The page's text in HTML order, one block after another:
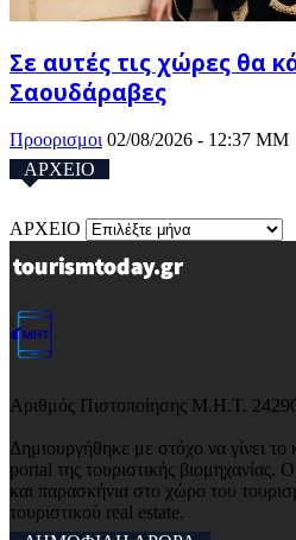
Σε αυτές τις χώρες θα
Σαουδάραβες
Προορισμοι 02/08/2026 - 12:37 ΜΜ
ΑΡΧΕΙΟ
ΑΡΧΕΙΟ
Αριθμός Πιστοποίησης Μ.Η.Τ.
Δημιουργήθηκε με στόχο να γίνει το
portal της τουριστικής βιομηχανίας.
και παρασκήνια στο χώρο του
τουριστικού real estate.